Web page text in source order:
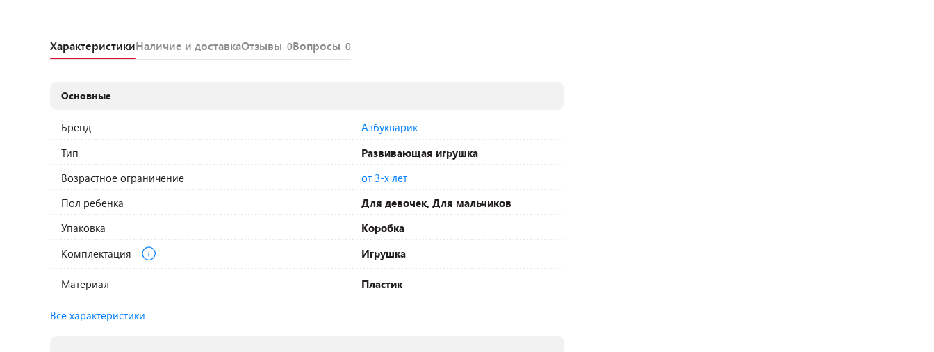
ХарактеристикиНаличие и доставкаОтзывы 0Вопросы 0
Основные
Бренд
Азбукварик
Тип
Развивающая игрушка
Возрастное ограничение
от 3-х лет
Пол ребенка
Для девочек, Для мальчиков
Упаковка
Коробка
Комплектация
Игрушка
Материал Пластик
Все характеристики